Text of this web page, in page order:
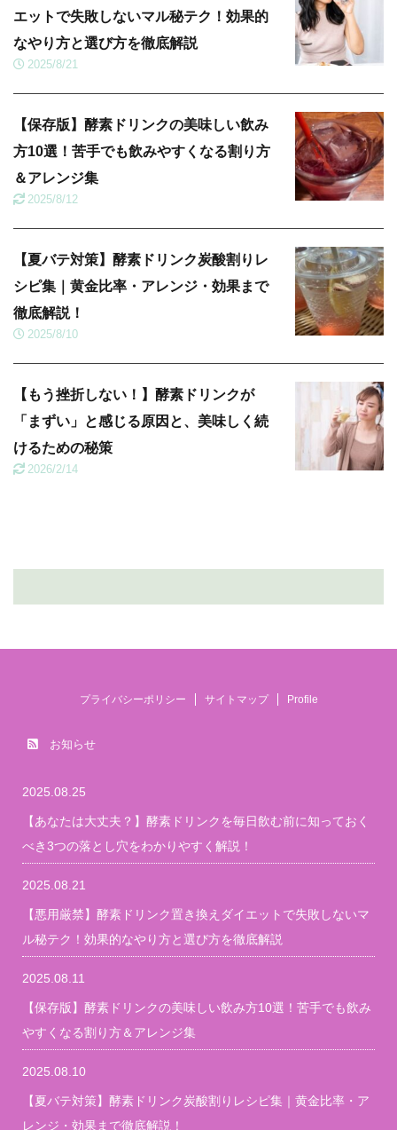
エットで失敗しないマル秘テク！効果的
なやり方と選び方を徹底解説
2025/8/21
【保存版】酵素ドリンクの美味しい飲み
方10選！苦手でも飲みやすくなる割り方
＆アレンジ集
2025/8/12
【夏バテ対策】酵素ドリンク炭酸割りレ
シピ集｜黄金比率・アレンジ・効果まで
徹底解説！
2025/8/10
【もう挫折しない！】酵素ドリンクが
「まずい」と感じる原因と、美味しく続
けるための秘策
2026/2/14
プライバシーポリシー サイトマップ Profile
お知らせ
2025.08.25
【あなたは大丈夫？】酵素ドリンクを毎日飲む前に知っておく
べき3つの落とし穴をわかりやすく解説！
2025.08.21
【悪用厳禁】酵素ドリンク置き換えダイエットで失敗しないマ
ル秘テク！効果的なやり方と選び方を徹底解説
2025.08.11
【保存版】酵素ドリンクの美味しい飲み方10選！苦手でも飲み
やすくなる割り方＆アレンジ集
2025.08.10
【夏バテ対策】酵素ドリンク炭酸割りレシピ集｜黄金比率・ア
レンジ・効果まで徹底解説！